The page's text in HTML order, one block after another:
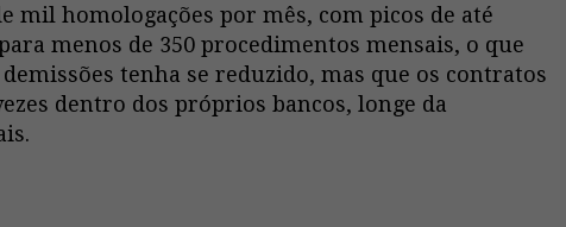
mil homologações por mês, com picos de até
menos de 350 procedimentos mensais, o que
tenha se reduzido, mas que os contratos
dentro dos próprios bancos, longe da